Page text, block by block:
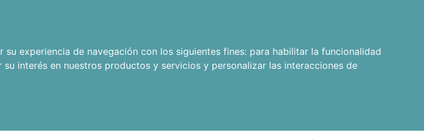
experiencia de navegación con los siguientes fines: para habilitar la funcionalidad
su interés en nuestros productos y servicios y personalizar las interacciones de